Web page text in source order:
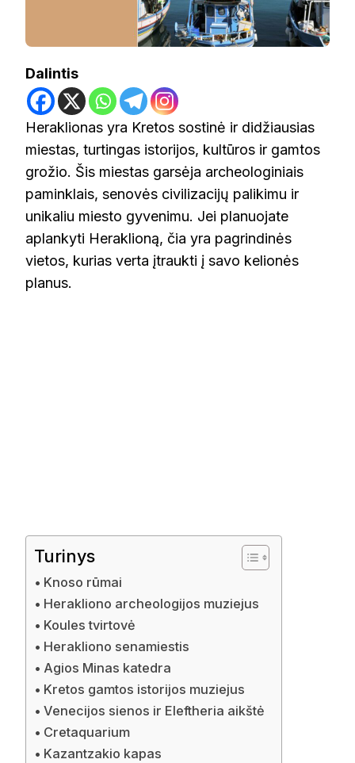
Dalintis
Heraklionas yra Kretos sostinė ir didžiausias
miestas, turtingas istorijos, kultūros ir gamtos
grožio. Šis miestas garsėja archeologiniais
paminklais, senovės civilizacijų palikimu ir
unikaliu miesto gyvenimu. Jei planuojate
aplankyti Heraklioną, čia yra pagrindinės
vietos, kurias verta įtraukti į savo kelionės
planus.
Turinys
Knoso rūmai
Herakliono archeologijos muziejus
Koules tvirtovė
Herakliono senamiestis
Agios Minas katedra
Kretos gamtos istorijos muziejus
Venecijos sienos ir Eleftheria aikštė
Cretaquarium
Kazantzakio kapas